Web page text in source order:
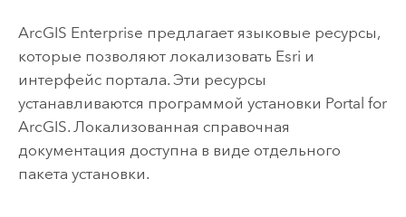
ArcGIS Enterprise предлагает языковые ресурсы,
которые позволяют локализовать Esri и
интерфейс портала. Эти ресурсы
устанавливаются программой установки Portal for
ArcGIS. Локализованная справочная
документация доступна в виде отдельного
пакета установки.